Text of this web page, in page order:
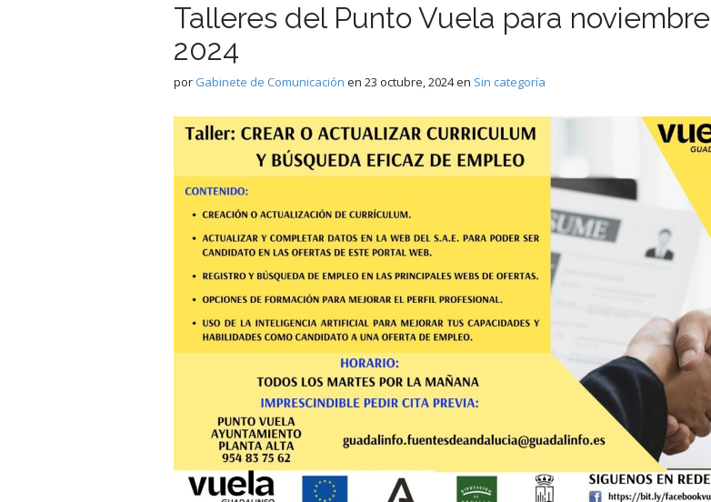
Talleres del Punto Vuela para noviembre
2024
por Gabinete de Comunicación en 23 octubre, 2024en Sin categoría